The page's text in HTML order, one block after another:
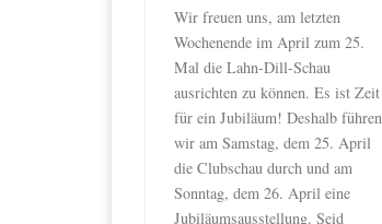
Wir freuen uns, am letzten
Wochenende im April zum 25.
Mal die Lahn-Dill-Schau
ausrichten zu können. Es ist Zeit
für ein Jubiläum! Deshalb führen
wir am Samstag, dem 25. April
die Clubschau durch und am
Sonntag, dem 26. April eine
Jubiläumsausstellung. Seid